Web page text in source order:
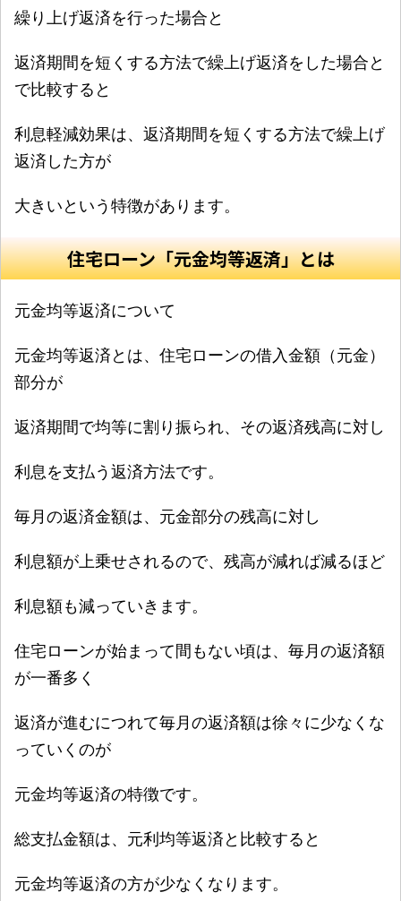
繰り上げ返済を行った場合と
返済期間を短くする方法で繰上げ返済をした場合と
で比較すると
利息軽減効果は、返済期間を短くする方法で繰上げ
返済した方が
大きいという特徴があります。
住宅ローン「元金均等返済」とは
元金均等返済について
元金均等返済とは、住宅ローンの借入金額（元金）
部分が
返済期間で均等に割り振られ、その返済残高に対し
利息を支払う返済方法です。
毎月の返済金額は、元金部分の残高に対し
利息額が 上乗せされるので、残高が減れば減るほど
利息額も減っていきます。
住宅ローンが始まって間もない頃は、毎月の返済額
が一番多く
返済が進むにつれて毎月の返済額は徐々に少なくな
っていくのが
元金均等返済の特徴です。
総支払金額は、 元利均等返済と比較すると
元金均等返済の方が少なくなります。